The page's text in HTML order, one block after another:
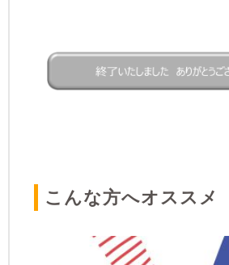
​こんな方へオススメ